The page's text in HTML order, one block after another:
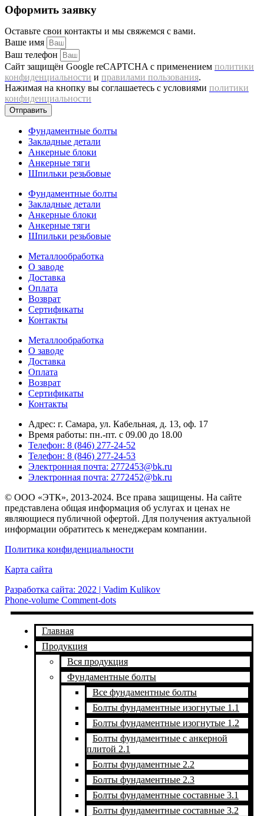
Оформить заявку
Оставьте свои контакты и мы свяжемся с вами.
Ваше имя
Ваш телефон
Сайт защищён Google reCAPTCHA с применением политики
конфиденциальности и правилами пользования.
Нажимая на кнопку вы соглашаетесь с условиями политики
конфиденциальности
Отправить
Фундаментные болты
Закладные детали
Анкерные блоки
Анкерные тяги
Шпильки резьбовые
Фундаментные болты
Закладные детали
Анкерные блоки
Анкерные тяги
Шпильки резьбовые
Металлообработка
О заводе
Доставка
Оплата
Возврат
Сертификаты
Контакты
Металлообработка
О заводе
Доставка
Оплата
Возврат
Сертификаты
Контакты
Адрес: г. Самара, ул. Кабельная, д. 13, оф. 17
Время работы: пн.-пт. с 09.00 до 18.00
Телефон: 8 (846) 277-24-52
Телефон: 8 (846) 277-24-53
Электронная почта: 2772453@bk.ru
Электронная почта: 2772452@bk.ru
© ООО «ЭТК», 2013-2024. Все права защищены. На сайте
представлена общая информация об услугах и ценах не
являющиеся публичной офертой. Для получения актуальной
информации обратитесь к менеджерам компании.
Политика конфиденциальности
Карта сайта
Разработка сайта: 2022 | Vadim Kulikov
Phone-volume Comment-dots
Главная
Продукция
Вся продукция
Фундаментные болты
Все фундаментные болты
Болты фундаментные изогнутые 1.1
Болты фундаментные изогнутые 1.2
Болты фундаментные с анкерной
плитой 2.1
Болты фундаментные 2.2
Болты фундаментные 2.3
Болты фундаментные составные 3.1
Болты фундаментные составные 3.2